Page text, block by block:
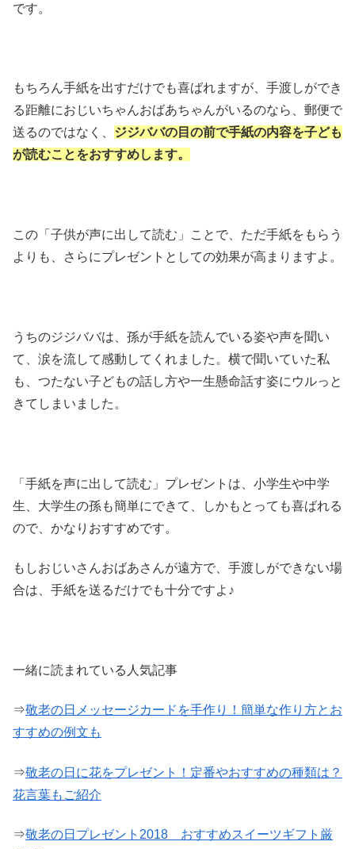
です。
もちろん手紙を出すだけでも喜ばれますが、手渡しができ
る距離におじいちゃんおばあちゃんがいるのなら、郵便で
送るのではなく、 ジジババの目の前で手紙の内容を子ども
が読むことをおすすめします。
この「子供が声に出して読む」ことで、ただ手紙をもらう
よりも、さらにプレゼントとしての効果が高まりますよ。
うちのジジババは、孫が手紙を読んでいる姿や声を聞い
て、涙を流して感動してくれました。横で聞いていた私
も、つたない子どもの話し方や一生懸命話す姿にウルっと
きてしまいました。
「手紙を声に出して読む」プレゼントは、小学生や中学
生、大学生の孫も簡単にできて、しかもとっても喜ばれる
ので、かなりおすすめです。
もしおじいさんおばあさんが遠方で、手渡しができない場
合は、手紙を送るだけでも十分ですよ♪
一緒に読まれている人気記事
⇒敬老の日メッセージカードを手作り！簡単な作り方とお
すすめの例文も
⇒敬老の日に花をプレゼント！定番やおすすめの種類は？
花言葉もご紹介
⇒敬老の日プレゼント2018 おすすめスイーツギフト厳